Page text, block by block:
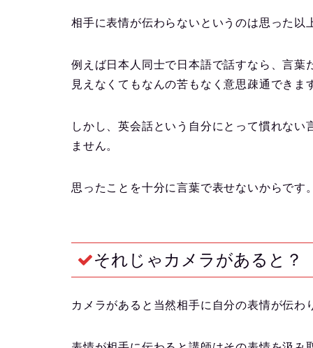
相手に表情が伝わらないというのは思った以
例えば日本人同士で日本語で話すなら、言
見えなくてもなんの苦もなく意思疎通できま
しかし、英会話という自分にとって慣れな
ません。
思ったことを十分に言葉で表せないからです
それじゃカメラがあると？
カメラがあると当然相手に自分の表情が伝わ